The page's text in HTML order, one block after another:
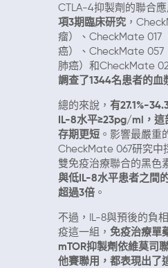
CTLA-4抑製劑的聯合應
項3期臨床研究 ，
瘤）、CheckMate 017
癌）、CheckMate 057
肺癌）和CheckMate
調查了1344名患者的血
總的來說， 有27.1%-
IL-8水平≥23pg/ml，
存期更短 。影響最嚴重
CheckMate 067研究中
雙免疫治療聯合的黑色
與低IL-8水平患者之間
超過3倍 。
不過，IL-8與預後的負
疫這一組， 免疫治療單
mTOR抑製劑依維莫司
他賽聯用，都表現出了